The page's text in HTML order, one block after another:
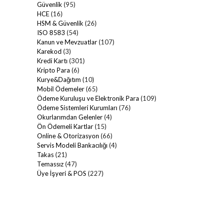
Güvenlik (95)
HCE(16)
HSM & Güvenlik (26)
ISO 8583 (54)
Kanun ve Mevzuatlar(107)
Karekod (3)
Kredi Kartı (301)
Kripto Para (6)
Kurye&Dağıtım (10)
Mobil Ödemeler(65)
Ödeme Kuruluşu ve Elektronik Para (109)
Ödeme Sistemleri Kurumları (76)
Okurlarımdan Gelenler(4)
Ön Ödemeli Kartlar(15)
Online & Otorizasyon (66)
Servis Modeli Bankacılığı (4)
Takas(21)
Temassız(47)
Üye İşyeri & POS (227)